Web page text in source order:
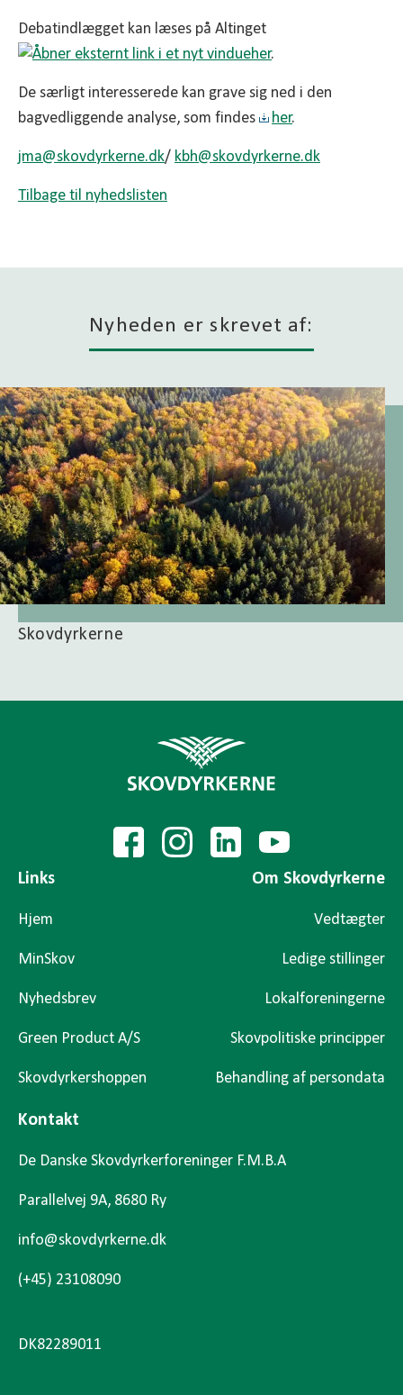
Debatindlægget kan læses på Altinget
her.
De særligt interesserede kan grave sig ned i den
bagvedliggende analyse, som findes
her.
jma@skovdyrkerne.dk/ kbh@skovdyrkerne.dk
Tilbage til nyhedslisten
Nyheden er skrevet af:
Skovdyrkerne
Links
Hjem
MinSkov
Nyhedsbrev
Green Product A/S
Skovdyrkershoppen
Om Skovdyrkerne
Vedtægter
Ledige stillinger
Lokalforeningerne
Skovpolitiske principper
Behandling af persondata
Kontakt
De Danske Skovdyrkerforeninger F.M.B.A
Parallelvej 9A, 8680 Ry
info@skovdyrkerne.dk
(+45) 23108090
DK82289011